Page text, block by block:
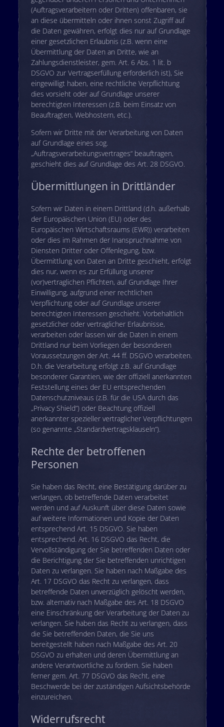
(Auftragsverarbeitern oder Dritten) offenbaren, sie
an diese übermitteln oder ihnen sonst Zugriff auf
die Daten gewähren, erfolgt dies nur auf Grundlage
einer gesetzlichen Erlaubnis (z.B. wenn eine
Übermittlung der Daten an Dritte, wie an
Zahlungsdienstleister, gem. Art. 6 Abs. 1 lit. b
DSGVO zur Vertragserfüllung erforderlich ist), Sie
eingewilligt haben, eine rechtliche Verpflichtung
dies vorsieht oder auf Grundlage unserer
berechtigten Interessen (z.B. beim Einsatz von
Beauftragten, Webhostern, etc.).
Sofern wir Dritte mit der Verarbeitung von Daten
auf Grundlage eines sog.
„Auftragsverarbeitungsvertrages“ beauftragen,
geschieht dies auf Grundlage des Art. 28 DSGVO.
Übermittlungen in Drittländer
Sofern wir Daten in einem Drittland (d.h. außerhalb
der Europäischen Union (EU) oder des
Europäischen Wirtschaftsraums (EWR)) verarbeiten
oder dies im Rahmen der Inanspruchnahme von
Diensten Dritter oder Offenlegung, bzw.
Übermittlung von Daten an Dritte geschieht, erfolgt
dies nur, wenn es zur Erfüllung unserer
(vor)vertraglichen Pflichten, auf Grundlage Ihrer
Einwilligung, aufgrund einer rechtlichen
Verpflichtung oder auf Grundlage unserer
berechtigten Interessen geschieht. Vorbehaltlich
gesetzlicher oder vertraglicher Erlaubnisse,
verarbeiten oder lassen wir die Daten in einem
Drittland nur beim Vorliegen der besonderen
Voraussetzungen der Art. 44 ff. DSGVO verarbeiten.
D.h. die Verarbeitung erfolgt z.B. auf Grundlage
besonderer Garantien, wie der offiziell anerkannten
Feststellung eines der EU entsprechenden
Datenschutzniveaus (z.B. für die USA durch das
„Privacy Shield“) oder Beachtung offiziell
anerkannter spezieller vertraglicher Verpflichtungen
(so genannte „Standardvertragsklauseln“).
Rechte der betroffenen
Personen
Sie haben das Recht, eine Bestätigung darüber zu
verlangen, ob betreffende Daten verarbeitet
werden und auf Auskunft über diese Daten sowie
auf weitere Informationen und Kopie der Daten
entsprechend Art. 15 DSGVO. Sie haben
entsprechend. Art. 16 DSGVO das Recht, die
Vervollständigung der Sie betreffenden Daten oder
die Berichtigung der Sie betreffenden unrichtigen
Daten zu verlangen. Sie haben nach Maßgabe des
Art. 17 DSGVO das Recht zu verlangen, dass
betreffende Daten unverzüglich gelöscht werden,
bzw. alternativ nach Maßgabe des Art. 18 DSGVO
eine Einschränkung der Verarbeitung der Daten zu
verlangen. Sie haben das Recht zu verlangen, dass
die Sie betreffenden Daten, die Sie uns
bereitgestellt haben nach Maßgabe des Art. 20
DSGVO zu erhalten und deren Übermittlung an
andere Verantwortliche zu fordern. Sie haben
ferner gem. Art. 77 DSGVO das Recht, eine
Beschwerde bei der zuständigen Aufsichtsbehörde
einzureichen.
Widerrufsrecht